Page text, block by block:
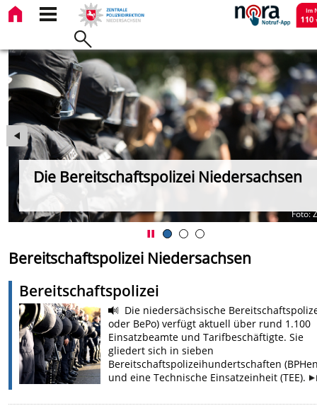
Die Bereitschaftspolizei Niedersachsen
Foto:
Bereitschaftspolizei Niedersachsen
Bereitschaftspolizei
Die niedersächsische
oder BePo) verfügt aktuell über rund 1.100
Einsatzbeamte und Tarifbeschäftigte. Sie
gliedert sich in sieben
Bereitschaftspolizeihundertschaften
und eine Technische Einsatzeinheit (TEE).